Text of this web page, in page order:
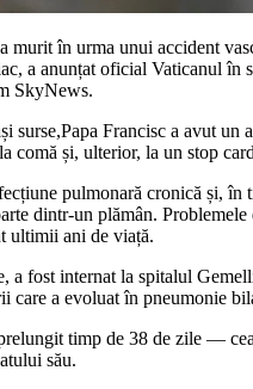
murit în urma unui accident
a anunțat oficial Vaticanul în
SkyNews.
surse,Papa Francisc a avut un
comă și, ulterior, la un stop
pulmonară cronică și, în
dintr-un plămân. Problemele
ultimii ani de viață.
a fost internat la spitalul
care a evoluat în pneumonie
timp de 38 de zile —
său.